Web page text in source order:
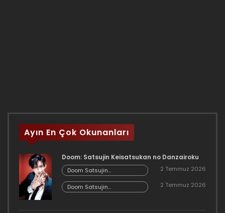
Ayın En Çok Okunanları
Doom: Satsujin Keisatsukan no Danzairoku
Doom Satsujin
Keisatsukan no
Danzairoku 06.02
2 Temmuz 2026
Doom Satsujin
Keisatsukan no
2 Temmuz 2026